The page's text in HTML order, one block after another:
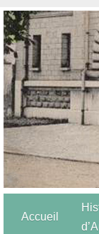
Accueil